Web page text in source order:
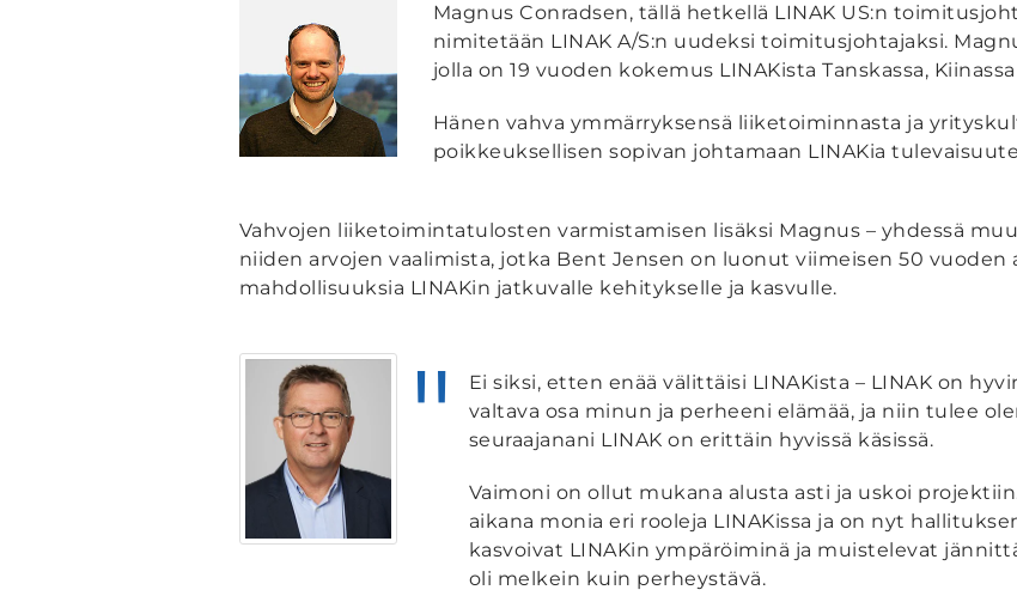
Magnus Conradsen, tällä hetkellä LINAK US:n
nimitetään LINAK A/S:n uudeksi toimitusjohtajaksi.
jolla on 19 vuoden kokemus LINAKista Tanskassa,
Hänen vahva ymmärryksensä liiketoiminnasta ja
poikkeuksellisen sopivan johtamaan LINAKia
Vahvojen liiketoimintatulosten varmistamisen lisäksi Magnus – yhdessä
niiden arvojen vaalimista, jotka Bent Jensen on luonut viimeisen 50 vuoden
mahdollisuuksia LINAKin jatkuvalle kehitykselle ja kasvulle.
Ei siksi, etten enää välittäisi LINAKista – LINAK on
valtava osa minun ja perheeni elämää, ja niin tulee
seuraajanani LINAK on erittäin hyvissä käsissä.
Vaimoni on ollut mukana alusta asti ja uskoi
aikana monia eri rooleja LINAKissa ja on nyt
kasvoivat LINAKin ympäröiminä ja muistelevat
oli melkein kuin perheystävä.